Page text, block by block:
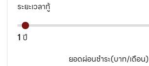
ระยะเวลากู้
1 ปี
ยอดผ่อนชำระ(บาท/เดือน)